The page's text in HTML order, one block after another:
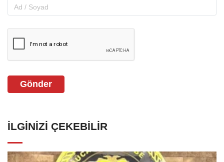
Gönder
İLGINIZI ÇEKEBILIR